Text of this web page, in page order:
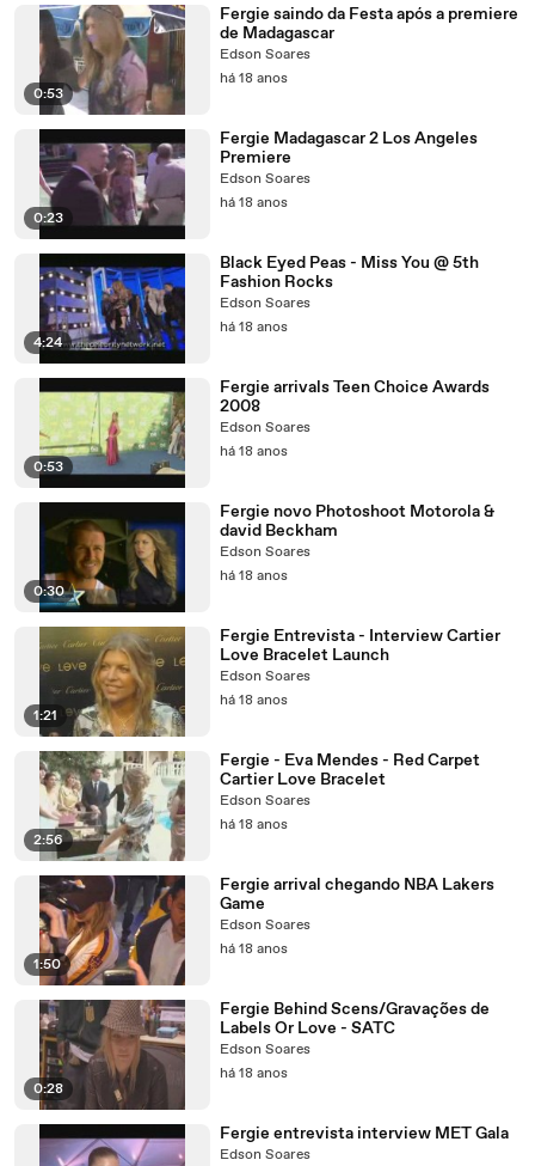
0:53
Fergie saindo da Festa após a premiere
de Madagascar
Edson Soares
há 18 anos
0:23
Fergie Madagascar 2 Los Angeles
Premiere
Edson Soares
há 18 anos
4:24
Black Eyed Peas - Miss You @ 5th
Fashion Rocks
Edson Soares
há 18 anos
0:53
Fergie arrivals Teen Choice Awards
2008
Edson Soares
há 18 anos
0:30
Fergie novo Photoshoot Motorola &
david Beckham
Edson Soares
há 18 anos
1:21
Fergie Entrevista - Interview Cartier
Love Bracelet Launch
Edson Soares
há 18 anos
2:56
Fergie - Eva Mendes - Red Carpet
Cartier Love Bracelet
Edson Soares
há 18 anos
1:50
Fergie arrival chegando NBA Lakers
Game
Edson Soares
há 18 anos
0:28
Fergie Behind Scens/Gravações de
Labels Or Love - SATC
Edson Soares
há 18 anos
Fergie entrevista interview MET Gala
Edson Soares